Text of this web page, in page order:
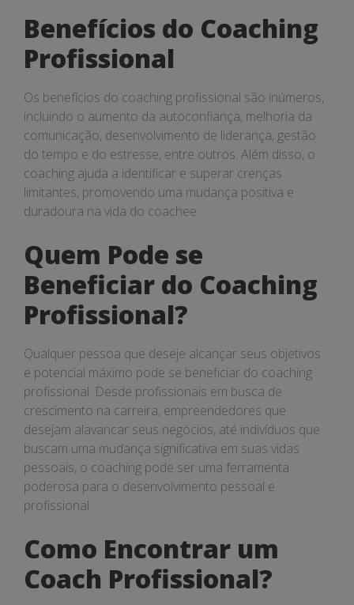
Benefícios do Coaching
Profissional
Os benefícios do coaching profissional são inúmeros,
incluindo o aumento da autoconfiança, melhoria da
comunicação, desenvolvimento de liderança, gestão
do tempo e do estresse, entre outros. Além disso, o
coaching ajuda a identificar e superar crenças
limitantes, promovendo uma mudança positiva e
duradoura na vida do coachee.
Quem Pode se
Beneficiar do Coaching
Profissional?
Qualquer pessoa que deseje alcançar seus objetivos
e potencial máximo pode se beneficiar do coaching
profissional. Desde profissionais em busca de
crescimento na carreira, empreendedores que
desejam alavancar seus negócios, até indivíduos que
buscam uma mudança significativa em suas vidas
pessoais, o coaching pode ser uma ferramenta
poderosa para o desenvolvimento pessoal e
profissional.
Como Encontrar um
Coach Profissional?